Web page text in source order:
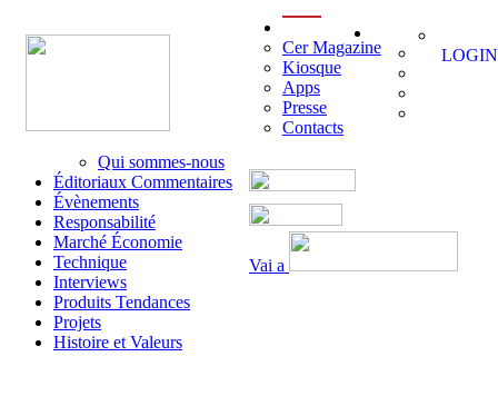
Vai a
Cer Magazine
Kiosque
Apps
Presse
Contacts
Qui sommes-nous
Éditoriaux Commentaires
Évènements
Responsabilité
Marché Économie
Technique
Interviews
Produits Tendances
Projets
Histoire et Valeurs
LOGIN